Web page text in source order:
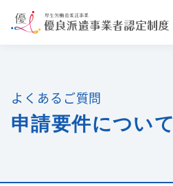
よくあるご質問
申請要件について